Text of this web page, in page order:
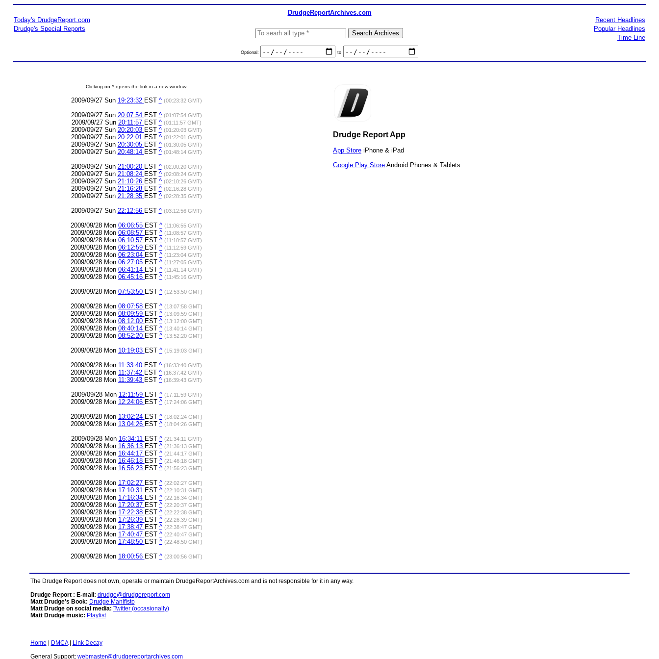
DrudgeReportArchives.com
Today's DrudgeReport.com
Drudge's Special Reports
Optional: to
Recent Headlines
Popular Headlines
Time Line
Clicking on ^ opens the link in a new window.
2009/09/27 Sun 19:23:32 EST ^ (00:23:32 GMT)
2009/09/27 Sun 20:07:54 EST ^ (01:07:54 GMT)
2009/09/27 Sun 20:11:57 EST ^ (01:11:57 GMT)
2009/09/27 Sun 20:20:03 EST ^ (01:20:03 GMT)
2009/09/27 Sun 20:22:01 EST ^ (01:22:01 GMT)
2009/09/27 Sun 20:30:05 EST ^ (01:30:05 GMT)
2009/09/27 Sun 20:48:14 EST ^ (01:48:14 GMT)
2009/09/27 Sun 21:00:20 EST ^ (02:00:20 GMT)
2009/09/27 Sun 21:08:24 EST ^ (02:08:24 GMT)
2009/09/27 Sun 21:10:26 EST ^ (02:10:26 GMT)
2009/09/27 Sun 21:16:28 EST ^ (02:16:28 GMT)
2009/09/27 Sun 21:28:35 EST ^ (02:28:35 GMT)
2009/09/27 Sun 22:12:56 EST ^ (03:12:56 GMT)
2009/09/28 Mon 06:06:55 EST ^ (11:06:55 GMT)
2009/09/28 Mon 06:08:57 EST ^ (11:08:57 GMT)
2009/09/28 Mon 06:10:57 EST ^ (11:10:57 GMT)
2009/09/28 Mon 06:12:59 EST ^ (11:12:59 GMT)
2009/09/28 Mon 06:23:04 EST ^ (11:23:04 GMT)
2009/09/28 Mon 06:27:05 EST ^ (11:27:05 GMT)
2009/09/28 Mon 06:41:14 EST ^ (11:41:14 GMT)
2009/09/28 Mon 06:45:16 EST ^ (11:45:16 GMT)
2009/09/28 Mon 07:53:50 EST ^ (12:53:50 GMT)
2009/09/28 Mon 08:07:58 EST ^ (13:07:58 GMT)
2009/09/28 Mon 08:09:59 EST ^ (13:09:59 GMT)
2009/09/28 Mon 08:12:00 EST ^ (13:12:00 GMT)
2009/09/28 Mon 08:40:14 EST ^ (13:40:14 GMT)
2009/09/28 Mon 08:52:20 EST ^ (13:52:20 GMT)
2009/09/28 Mon 10:19:03 EST ^ (15:19:03 GMT)
2009/09/28 Mon 11:33:40 EST ^ (16:33:40 GMT)
2009/09/28 Mon 11:37:42 EST ^ (16:37:42 GMT)
2009/09/28 Mon 11:39:43 EST ^ (16:39:43 GMT)
2009/09/28 Mon 12:11:59 EST ^ (17:11:59 GMT)
2009/09/28 Mon 12:24:06 EST ^ (17:24:06 GMT)
2009/09/28 Mon 13:02:24 EST ^ (18:02:24 GMT)
2009/09/28 Mon 13:04:26 EST ^ (18:04:26 GMT)
2009/09/28 Mon 16:34:11 EST ^ (21:34:11 GMT)
2009/09/28 Mon 16:36:13 EST ^ (21:36:13 GMT)
2009/09/28 Mon 16:44:17 EST ^ (21:44:17 GMT)
2009/09/28 Mon 16:46:18 EST ^ (21:46:18 GMT)
2009/09/28 Mon 16:56:23 EST ^ (21:56:23 GMT)
2009/09/28 Mon 17:02:27 EST ^ (22:02:27 GMT)
2009/09/28 Mon 17:10:31 EST ^ (22:10:31 GMT)
2009/09/28 Mon 17:16:34 EST ^ (22:16:34 GMT)
2009/09/28 Mon 17:20:37 EST ^ (22:20:37 GMT)
2009/09/28 Mon 17:22:38 EST ^ (22:22:38 GMT)
2009/09/28 Mon 17:26:39 EST ^ (22:26:39 GMT)
2009/09/28 Mon 17:38:47 EST ^ (22:38:47 GMT)
2009/09/28 Mon 17:40:47 EST ^ (22:40:47 GMT)
2009/09/28 Mon 17:48:50 EST ^ (22:48:50 GMT)
2009/09/28 Mon 18:00:56 EST ^ (23:00:56 GMT)
Drudge Report App
App Store iPhone & iPad
Google Play Store Android Phones & Tablets
The Drudge Report does not own, operate or maintain DrudgeReportArchives.com and is not responsible for it in any way.
Drudge Report : E-mail: drudge@drudgereport.com
Matt Drudge's Book: Drudge Manifisto
Matt Drudge on social media: Twitter (occasionally)
Matt Drudge music: Playlist
Home DMCA|
Link Decay
General Support: webmaster@drudgereportarchives.com